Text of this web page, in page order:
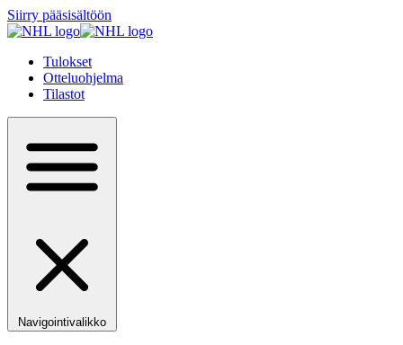
Siirry pääsisältöön
Tulokset
Otteluohjelma
Tilastot
Navigointivalikko